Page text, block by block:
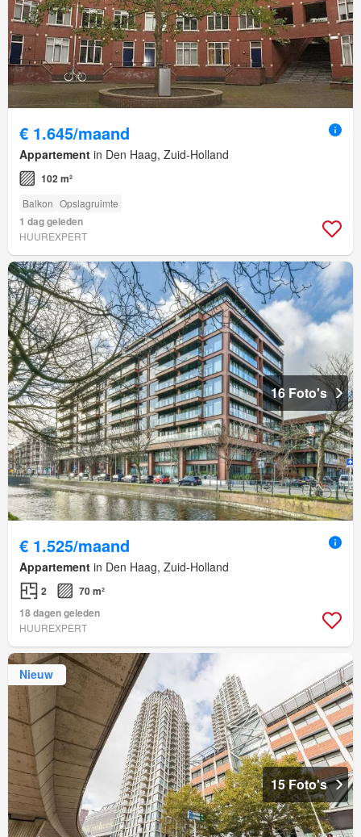
€ 1.645/maand
Appartement in Den Haag, Zuid-Holland
102 m²
Balkon Opslagruimte
1 dag geleden
HUUREXPERT
16 Foto's
€ 1.525/maand
Appartement in Den Haag, Zuid-Holland
2
70 m²
18 dagen geleden
HUUREXPERT
Nieuw
15 Foto's